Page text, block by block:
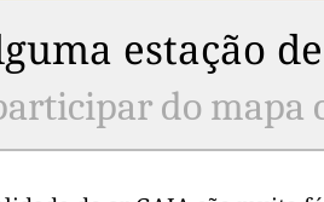
estação
do mapa